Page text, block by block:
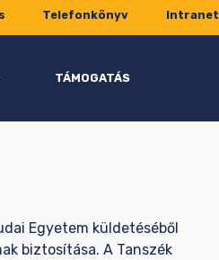
Telefonkönyv Intranet
TÁMOGATÁS
Egyetem küldetéséből
biztosítása. A Tanszék